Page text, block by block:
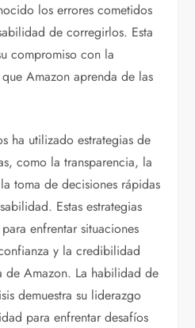
los errores cometidos
de corregirlos. Esta
compromiso con la
Amazon aprenda de las
ha utilizado estrategias de
como la transparencia, la
toma de decisiones rápidas
Estas estrategias
enfrentar situaciones
y la credibilidad
de Amazon. La habilidad de
demuestra su liderazgo
para enfrentar desafíos